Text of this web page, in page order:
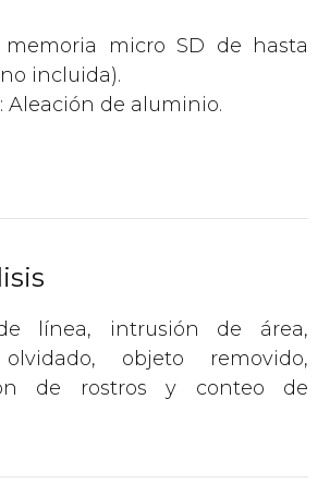
memoria micro SD de hasta
incluida).
Aleación de aluminio.
línea, intrusión de área,
objeto removido,
de rostros y conteo de